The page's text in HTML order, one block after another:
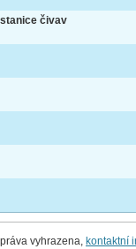
čivav
vyhrazena, kontaktní